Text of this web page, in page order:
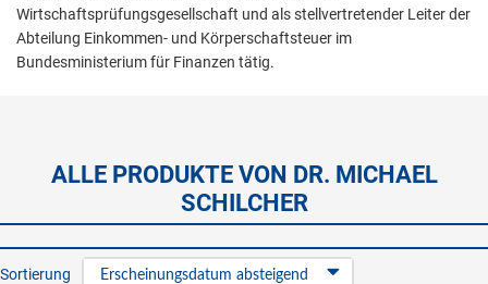
Wirtschaftsprüfungsgesellschaft und als stellvertretender Leiter der
Abteilung Einkommen- und Körperschaftsteuer im
Bundesministerium für Finanzen tätig.
ALLE PRODUKTE VON DR. MICHAEL
SCHILCHER
Sortierung Erscheinungsdatum absteigend